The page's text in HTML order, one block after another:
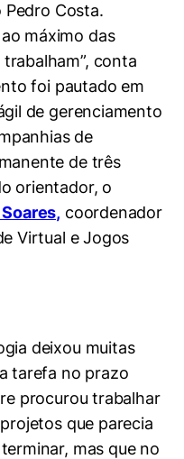
Pedro Costa.
máximo das
conta
foi pautado em
de gerenciamento
de
de três
orientador, o
coordenador
Virtual e Jogos
deixou muitas
tarefa no prazo
procurou trabalhar
que parecia
mas que no